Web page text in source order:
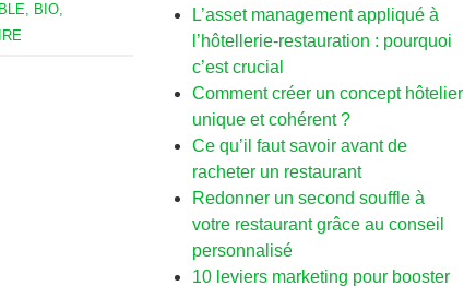
BIO,
L’asset management appliqué à
l’hôtellerie-restauration : pourquoi
c’est crucial
Comment créer un concept hôtelier
unique et cohérent ?
Ce qu’il faut savoir avant de
racheter un restaurant
Redonner un second souffle à
votre restaurant grâce au conseil
personnalisé
10 leviers marketing pour booster